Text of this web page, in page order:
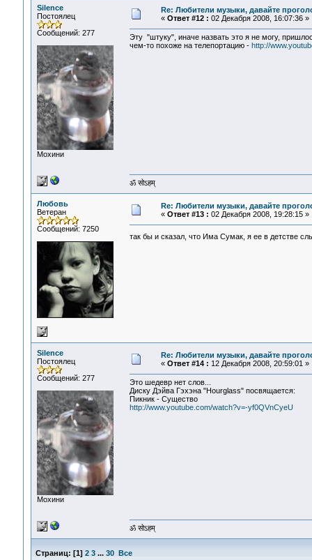
Silence
Постоялец
Сообщений: 277
Мохини
Re: Любители музыки, давайте
« Ответ #12 : 02 Декабря 2008, 16:07:36 »
Эту "штуку", иначе назвать это я не могу,
чем-то похоже на телепортацию - http://
ॐ सोऽहम्
Любовь
Ветеран
Сообщений: 7250
Re: Любители музыки, давайте
« Ответ #13 : 02 Декабря 2008, 19:28:15 »
так бы и сказал, что Има Сумак, я ее в детстве
Silence
Постоялец
Сообщений: 277
Мохини
Re: Любители музыки, давайте
« Ответ #14 : 12 Декабря 2008, 20:59:01 »
Это шедевр нет слов...
Диску Дэйва Гэхэна "Hourglass" посвящается:
Пикник - Существо
http://www.youtube.com/watch?v=-yf0QVnCyeU
ॐ सोऽहम्
Страниц: [1] 2 3 ... 30 Все